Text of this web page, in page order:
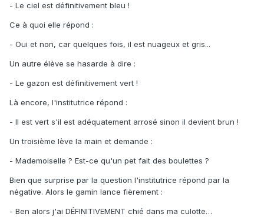
- Le ciel est définitivement bleu !
Ce à quoi elle répond :
- Oui et non, car quelques fois, il est nuageux et gris...
Un autre élève se hasarde à dire :
- Le gazon est définitivement vert !
Là encore, l'institutrice répond :
- Il est vert s'il est adéquatement arrosé sinon il devient brun !
Un troisième lève la main et demande :
- Mademoiselle ? Est-ce qu'un pet fait des boulettes ?
Bien que surprise par la question l'institutrice répond par la
négative. Alors le gamin lance fièrement :
- Ben alors j'ai DÉFINITIVEMENT chié dans ma culotte…